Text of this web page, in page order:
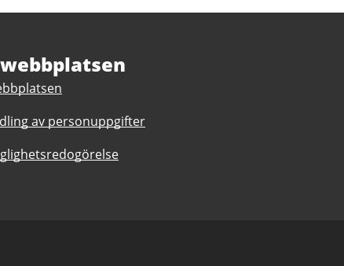
av personuppgifter